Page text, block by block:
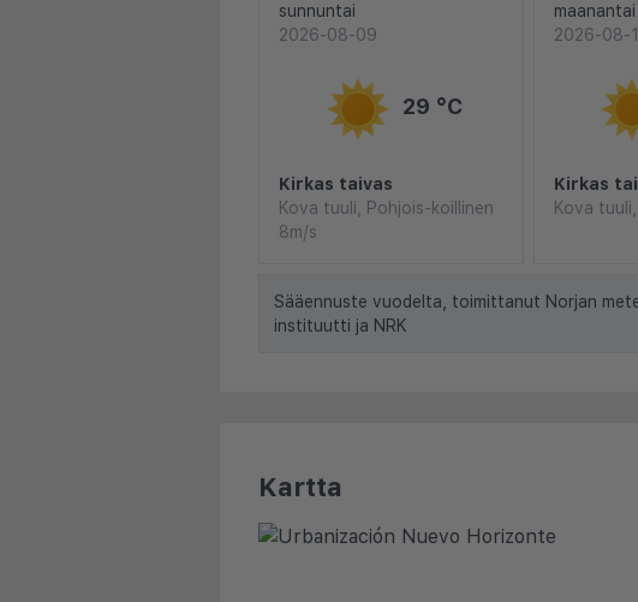
sunnuntai
2026-08-09
29 °C
Kirkas taivas
Kova tuuli, Pohjois-koillinen
8m/s
maanantai
2026-08-
Kirkas
Kova
Sääennuste vuodelta, toimittanut Norjan
instituutti ja NRK
Kartta